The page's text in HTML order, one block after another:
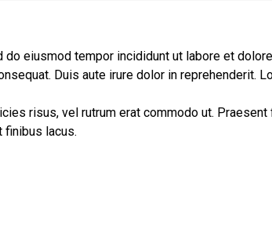
eiusmod tempor incididunt ut labore et
Duis aute irure dolor in reprehenderit.
risus, vel rutrum erat commodo ut.
finibus lacus.